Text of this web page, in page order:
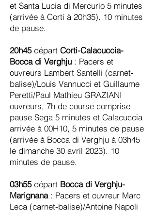
et Santa Lucia di Mercurio 5 minutes
(arrivée à Corti à 20h35). 10 minutes
de pause.
20h45départ Corti-Calacuccia-
Bocca di Verghju : Pacers et
ouvreurs Lambert Santelli (carnet-
balise)/Louis Vannucci et Guillaume
Peretti/Paul Mathieu GRAZIANI
ouvreurs, 7h de course comprise
pause Sega 5 minutes et Calacuccia
arrivée à 00H10, 5 minutes de pause
(arrivée à Bocca di Verghju à 03h45
le dimanche 30 avril 2023). 10
minutes de pause.
03h55départ Bocca di Verghju-
Marignana: Pacers et ouvreur Marc
Leca (carnet-balise)/Antoine Napoli